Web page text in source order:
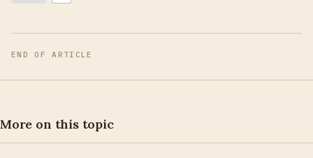
END OF ARTICLE
More on this topic